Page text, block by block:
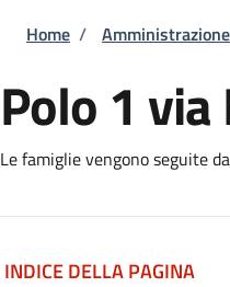
Briciole di
Home / Amministrazione
Polo 1
Le famiglie vengono seguite
INDICE DELLA PAGINA